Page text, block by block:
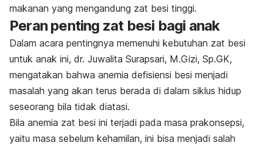
makanan yang mengandung zat besi tinggi.
Peran penting zat besi bagi anak
Dalam acara pentingnya memenuhi kebutuhan zat besi
untuk anak ini, dr. Juwalita Surapsari, M.Gizi, Sp.GK,
mengatakan bahwa anemia defisiensi besi menjadi
masalah yang akan terus berada di dalam siklus hidup
seseorang bila tidak diatasi.
Bila anemia zat besi ini terjadi pada masa prakonsepsi,
yaitu masa sebelum kehamilan, ini bisa menjadi salah